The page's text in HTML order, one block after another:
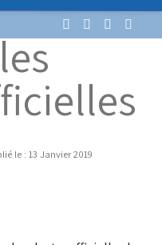
le : 13 Janvier 2019